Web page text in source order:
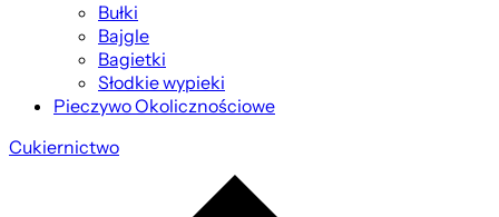
Bułki
Bajgle
Bagietki
Słodkie wypieki
Pieczywo Okolicznościowe
Cukiernictwo